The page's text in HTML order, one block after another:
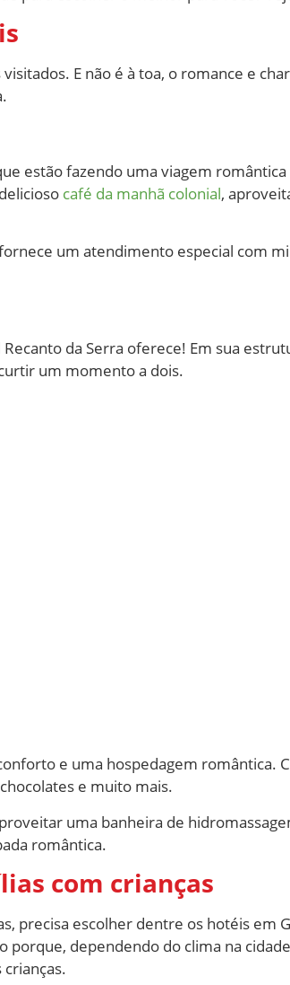
visitados. E não é à toa, o romance e
estão fazendo uma viagem
café da manhã colonial,
um atendimento especial com
da Serra oferece! Em sua
um momento a dois.
e uma hospedagem romântica.
e muito mais.
uma banheira de
romântica.
com crianças
precisa escolher dentre os hotéis em
porque, dependendo do clima na